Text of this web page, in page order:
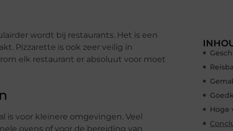
wordt bij restaurants. Het is een
Pizzarette is ook zeer veilig in
elk restaurant er absoluut voor moet
is voor kleinere omgevingen. Veel
ovens of voor de bereiding van
Hoge